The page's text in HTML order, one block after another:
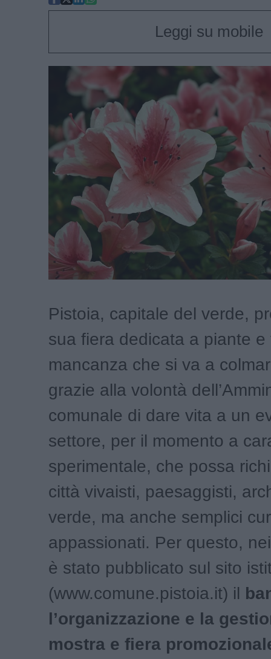
Leggi su mobile
Pistoia, capitale del verde,
sua fiera dedicata a piante e
mancanza che si va a
grazie alla volontà
comunale di dare vita a un
settore, per il momento a
sperimentale, che possa
città vivaisti, paesaggisti,
verde, ma anche semplici
appassionati. Per questo,
è stato pubblicato sul sito
(www.comune.pistoia.it) il
l’organizzazione e la
mostra e fiera